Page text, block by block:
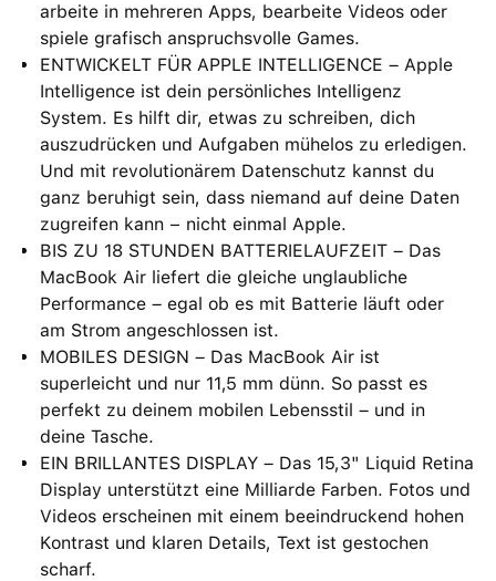
arbeite in mehreren Apps, bearbeite Videos oder
spiele grafisch anspruchsvolle Games.
ENTWICKELT FÜR APPLE INTELLIGENCE – Apple
Intelligence ist dein persönliches Intelligenz
System. Es hilft dir, etwas zu schreiben, dich
auszudrücken und Aufgaben mühelos zu erledigen.
Und mit revolutionärem Datenschutz kannst du
ganz beruhigt sein, dass niemand auf deine Daten
zugreifen kann − nicht einmal Apple.
BIS ZU 18 STUNDEN BATTERIELAUFZEIT – Das
MacBook Air liefert die gleiche unglaubliche
Performance – egal ob es mit Batterie läuft oder
am Strom angeschlossen ist.
MOBILES DESIGN – Das MacBook Air ist
superleicht und nur 11,5 mm dünn. So passt es
perfekt zu deinem mobilen Lebensstil – und in
deine Tasche.
EIN BRILLANTES DISPLAY – Das 15,3" Liquid Retina
Display unterstützt eine Milliarde Farben. Fotos und
Videos erscheinen mit einem beein­druckend hohen
Kontrast und klaren Details, Text ist gestochen
scharf.